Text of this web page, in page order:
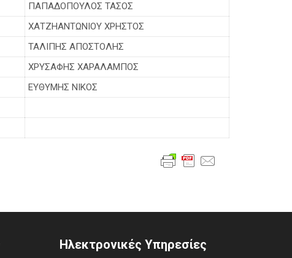
ΠΑΠΑΔΟΠΟΥΛΟΣ ΤΑΣΟΣ
ΧΑΤΖΗΑΝΤΩΝΙΟΥ ΧΡΗΣΤΟΣ
ΤΑΛΙΠΗΣ ΑΠΟΣΤΟΛΗΣ
ΧΡΥΣΑΦΗΣ ΧΑΡΑΛΑΜΠΟΣ
ΕΥΘΥΜΗΣ ΝΙΚΟΣ
Ηλεκτρονικές Υπηρεσίες